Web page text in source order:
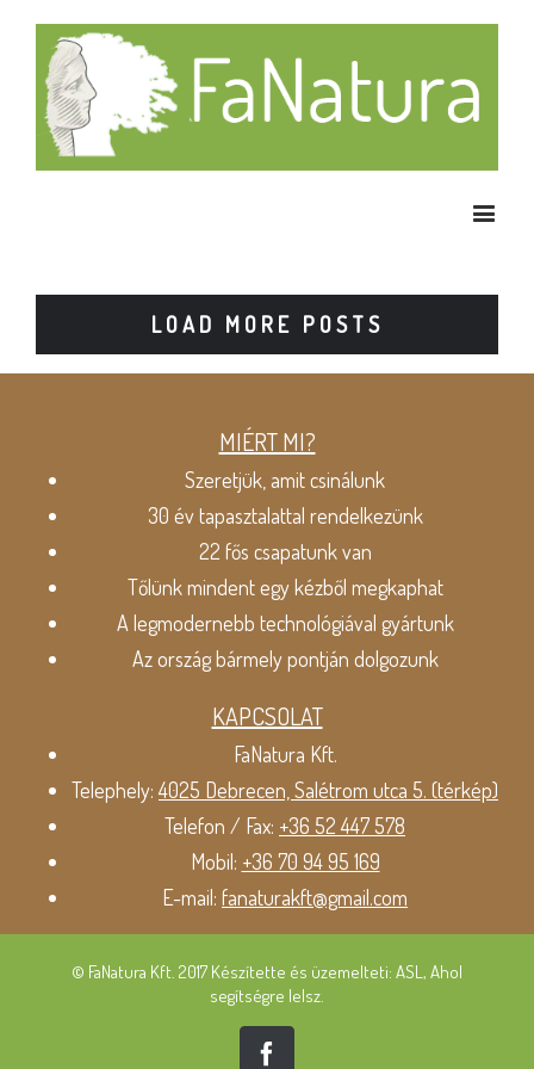
LOAD MORE POSTS
MIÉRT MI?
Szeretjük, amit csinálunk
30 év tapasztalattal rendelkezünk
22 fős csapatunk van
Tőlünk mindent egy kézből megkaphat
A legmodernebb technológiával gyártunk
Az ország bármely pontján dolgozunk
KAPCSOLAT
FaNatura Kft.
Telephely:4025 Debrecen, Salétrom utca 5. (térkép)
Telefon / Fax: +36 52 447 578
Mobil: +36 70 94 95 169
E-mail: fanaturakft@gmail.com
© FaNatura Kft. 2017 Készítette és üzemelteti: ASL, Ahol
segítségre lelsz.